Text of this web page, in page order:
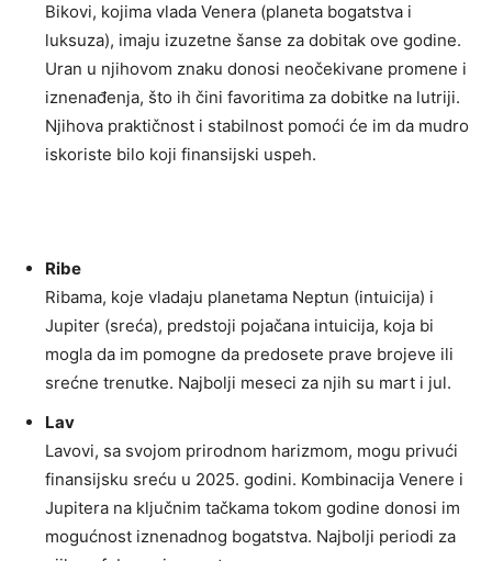
Bikovi, kojima vlada Venera (planeta bogatstva i
luksuza), imaju izuzetne šanse za dobitak ove godine.
Uran u njihovom znaku donosi neočekivane promene i
iznenađenja, što ih čini favoritima za dobitke na lutriji.
Njihova praktičnost i stabilnost pomoći će im da mudro
iskoriste bilo koji finansijski uspeh.
Ribe
Ribama, koje vladaju planetama Neptun (intuicija) i
Jupiter (sreća), predstoji pojačana intuicija, koja bi
mogla da im pomogne da predosete prave brojeve ili
srećne trenutke. Najbolji meseci za njih su mart i jul.
Lav
Lavovi, sa svojom prirodnom harizmom, mogu privući
finansijsku sreću u 2025. godini. Kombinacija Venere i
Jupitera na ključnim tačkama tokom godine donosi im
mogućnost iznenadnog bogatstva. Najbolji periodi za